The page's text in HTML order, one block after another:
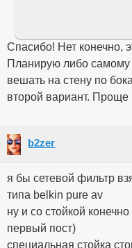
Спасибо! Нет конечно,
Планирую либо самому
вешать на стену по
второй вариант. Проще
b2zer
я бы сетевой фильтр
типа belkin pure av
ну и со стойкой
первый пост)
специальная стойка